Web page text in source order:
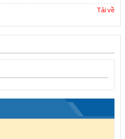
Tải về